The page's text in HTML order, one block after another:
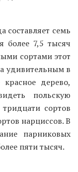
семь
более 7,5 тысяч
сортами этот
удивительным в
красное дерево,
польскую
сортов
нарциссов. В
парниковых
пяти тысяч.